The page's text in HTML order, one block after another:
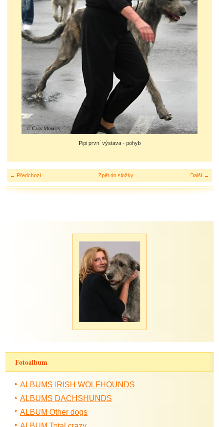
Pipi první výstava - pohyb
← Předchozí Další →
Zpět do složky
Fotoalbum
ALBUMS IRISH WOLFHOUNDS
ALBUMS DACHSHUNDS
ALBUM Other dogs